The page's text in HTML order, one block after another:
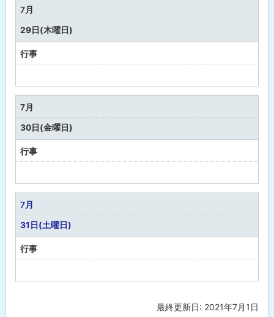
な
し
7月
29日(木曜日)
行事
定
な
し
7月
30日(金曜日)
行事
定
な
し
7月
31日(土曜日)
行事
定
最終更新日: 2021年7月1日